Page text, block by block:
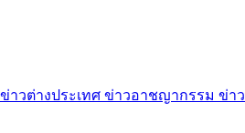
ข่าวต่างประเทศ ข่าวอาชญากรรม ข่า